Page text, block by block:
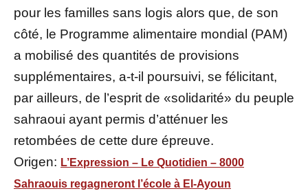
pour les familles sans logis alors que, de son
côté, le Programme alimentaire mondial (PAM)
a mobilisé des quantités de provisions
supplémentaires, a-t-il poursuivi, se félicitant,
par ailleurs, de l’esprit de «solidarité» du peuple
sahraoui ayant permis d’atténuer les
retombées de cette dure épreuve.
Origen: L’Expression – Le Quotidien – 8000
Sahraouis regagneront l’école à El-Ayoun